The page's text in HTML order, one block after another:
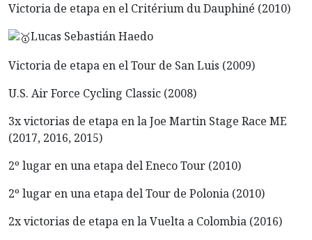
Victoria de etapa en el Critérium du Dauphiné (2010)
Lucas Sebastián Haedo
Victoria de etapa en el Tour de San Luis (2009)
U.S. Air Force Cycling Classic (2008)
3x victorias de etapa en la Joe Martin Stage Race ME
(2017, 2016, 2015)
2º lugar en una etapa del Eneco Tour (2010)
2º lugar en una etapa del Tour de Polonia (2010)
2x victorias de etapa en la Vuelta a Colombia (2016)